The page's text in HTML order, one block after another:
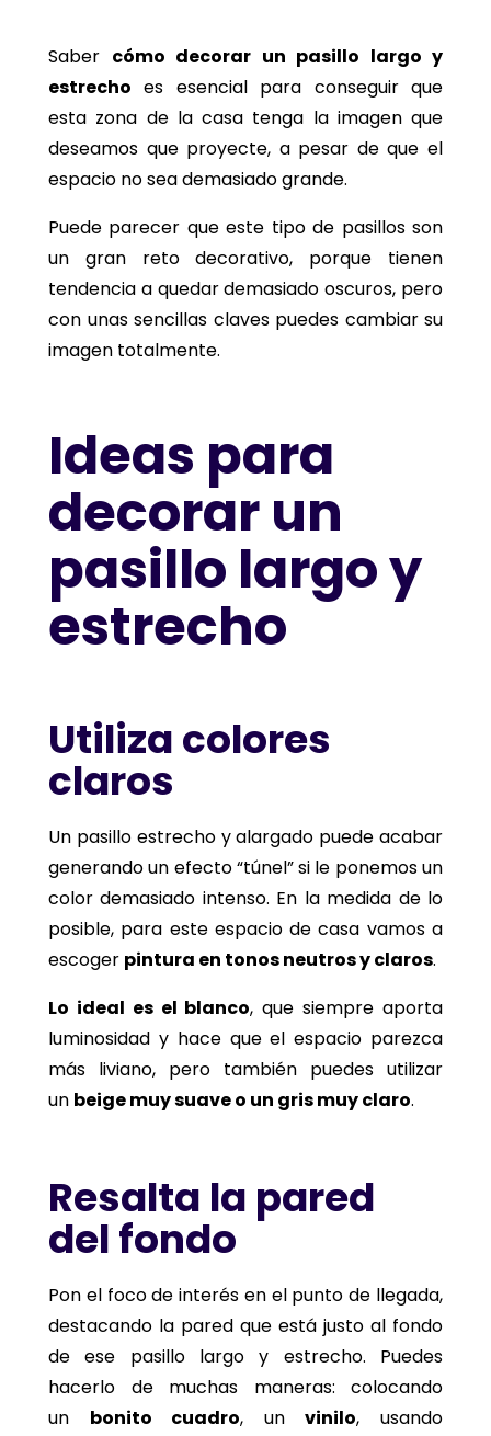
Saber cómo decorar un pasillo largo y
estrecho es esencial para conseguir que
esta zona de la casa tenga la imagen que
deseamos que proyecte, a pesar de que el
espacio no sea demasiado grande.
Puede parecer que este tipo de pasillos son
un gran reto decorativo, porque tienen
tendencia a quedar demasiado oscuros, pero
con unas sencillas claves puedes cambiar su
imagen totalmente.
Ideas para
decorar un
pasillo largo y
estrecho
Utiliza colores
claros
Un pasillo estrecho y alargado puede acabar
generando un efecto “túnel” si le ponemos un
color demasiado intenso. En la medida de lo
posible, para este espacio de casa vamos a
escoger pintura en tonos neutros y claros.
Lo ideal es el blanco, que siempre aporta
luminosidad y hace que el espacio parezca
más liviano, pero también puedes utilizar
un beige muy suave o un gris muy claro.
Resalta la pared
del fondo
Pon el foco de interés en el punto de llegada,
destacando la pared que está justo al fondo
de ese pasillo largo y estrecho. Puedes
hacerlo de muchas maneras: colocando
un bonito cuadro, unvinilo, usando